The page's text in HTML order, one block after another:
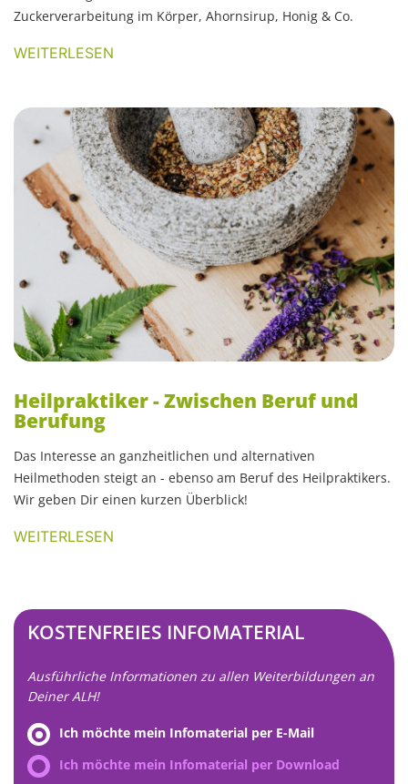
Zuckerverarbeitung im Körper, Ahornsirup, Honig & Co.
WEITERLESEN
Heilpraktiker - Zwischen Beruf und
Berufung
Das Interesse an ganzheitlichen und alternativen
Heilmethoden steigt an - ebenso am Beruf des Heilpraktikers.
Wir geben Dir einen kurzen Überblick!
WEITERLESEN
KOSTENFREIES INFOMATERIAL
Ausführliche Informationen zu allen Weiterbildungen an
Deiner ALH!
Ich möchte mein Infomaterial per E-Mail
Ich möchte mein Infomaterial per Download